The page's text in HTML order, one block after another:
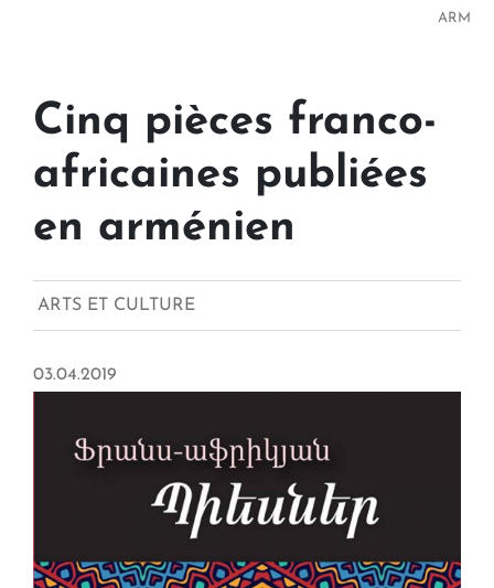
ARM
Cinq pièces franco-
africaines publiées
en arménien
ARTS ET CULTURE
03.04.2019